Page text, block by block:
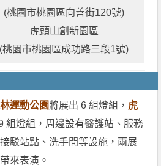
(桃園市桃園區向善街120號)
虎頭山創新園區
(桃園市桃園區成功路三段1號)
運動公園將展出 6 組燈組， 虎
組燈組，周邊設有醫護站、服務
駁站點、洗手間等設施，兩展
來表演。